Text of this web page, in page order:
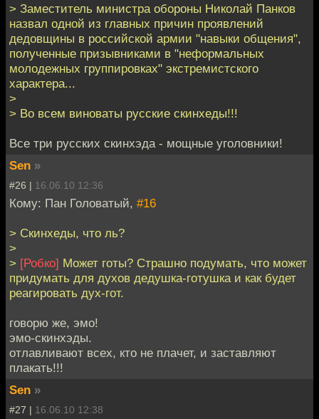
> Заместитель министра обороны Николай Панков
назвал одной из главных причин проявлений
дедовщины в российской армии "навыки общения",
полученные призывниками в "неформальных
молодежных группировках" экстремистского
характера...
>
> Во всем виноваты русские скинхеды!!!
Все три русских скинхэда - мощные уголовники!
Sen »
#26 | 16.06.10 12:36
Кому: Пан Головатый, #16
> Скинхеды, что ль?
>
> [Робко] Может готы? Страшно подумать, что может
придумать для духов дедушка-готушка и как будет
реагировать дух-гот.
говорю же, эмо!
эмо-скинхэды.
отлавливают всех, кто не плачет, и заставляют
плакать!!!
Sen »
#27 | 16.06.10 12:38